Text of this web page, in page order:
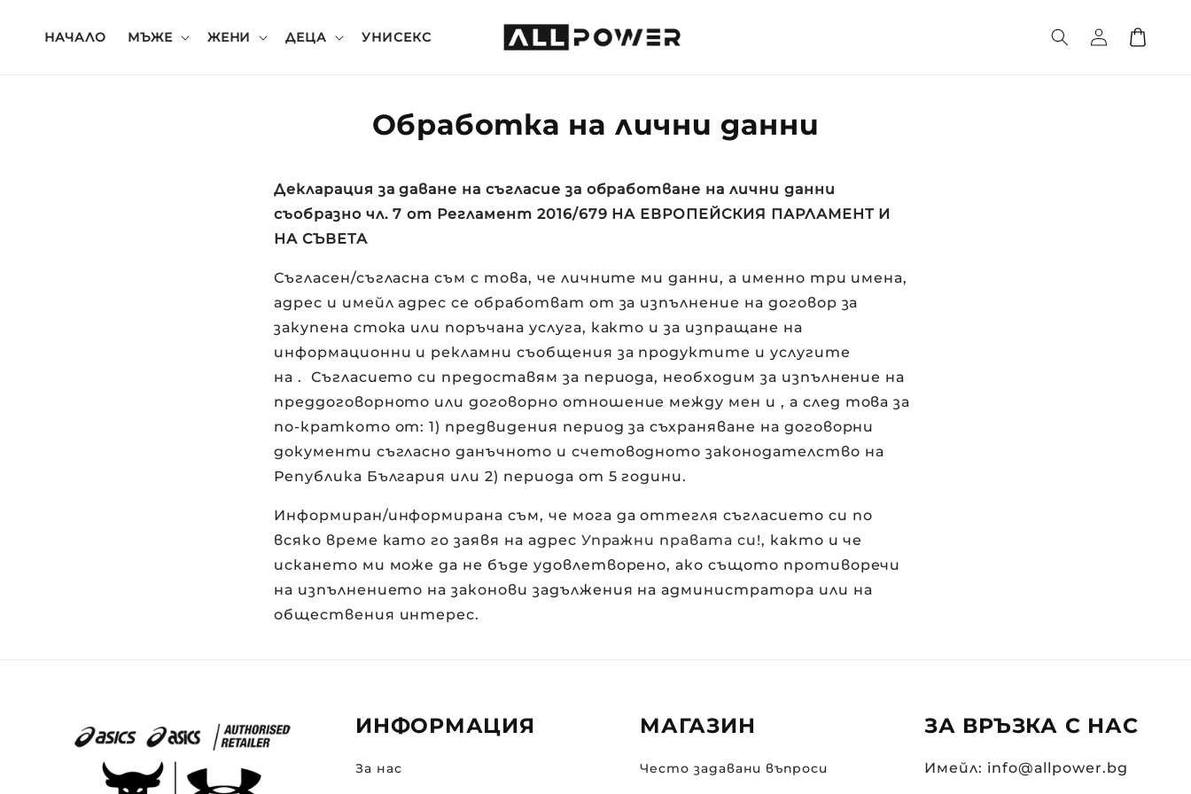
НАЧАЛО МЪЖЕ ЖЕНИ ДЕЦА УНИСЕКС ВлизамКоличка
Обработка на лични данни
Декларация за даване на съгласие за обработване на лични данни
съобразно чл. 7 от Регламент 2016/679 НА ЕВРОПЕЙСКИЯ ПАРЛАМЕНТ И
НА СЪВЕТА
Съгласен/съгласна съм с това, че личните ми данни, а именно три имена,
адрес и имейл адрес се обработват от за изпълнение на договор за
закупена стока или поръчана услуга, както и за изпращане на
информационни и рекламни съобщения за продуктите и услугите
на .
Съгласието си предоставям за периода, необходим за изпълнение на
преддоговорното или договорно отношение между мен и , а след това за
по-краткото от: 1) предвидения период за съхраняване на договорни
документи съгласно данъчното и счетоводното законодателство на
Република България или 2) периода от 5 години.
Информиран/информирана съм, че мога да оттегля съгласието си по
всяко време като го заявя на адрес Упражни правата си!, както и че
искането ми може да не бъде удовлетворено, ако същото противоречи
на изпълнението на законови задължения на администратора или на
обществения интерес.
ИНФОРМАЦИЯ
За нас
МАГАЗИН
Често задавани въпроси
ЗА ВРЪЗКА С НАС
Имейл: info@allpower.bg